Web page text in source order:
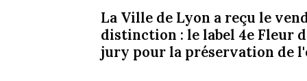
La Ville de Lyon a reçu le
distinction : le label 4e Fleur
jury pour la préservation de